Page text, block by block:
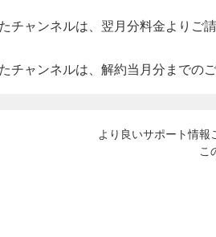
チャンネルは、翌月分料金よりご請
チャンネルは、解約当月分までのご
より良いサポート情
こ